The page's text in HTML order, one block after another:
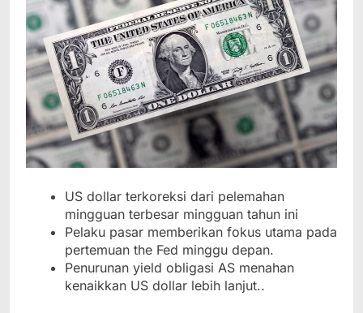
US dollar terkoreksi dari pelemahan
mingguan terbesar mingguan tahun ini
Pelaku pasar memberikan fokus utama pada
pertemuan the Fed minggu depan.
Penurunan yield obligasi AS menahan
kenaikkan US dollar lebih lanjut..